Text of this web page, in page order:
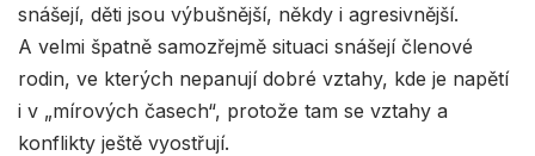
snášejí, děti jsou výbušnější, někdy i agresivnější.
A velmi špatně samozřejmě situaci snášejí členové
rodin, ve kterých nepanují dobré vztahy, kde je napětí
i v „mírových časech“, protože tam se vztahy a
konflikty ještě vyostřují.